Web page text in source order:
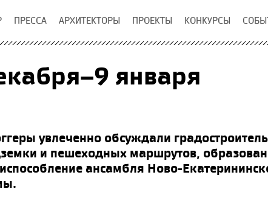
ПРЕССА АРХИТЕКТОРЫ ПРОЕКТЫ КОНКУРСЫ
января
увлеченно обсуждали
и пешеходных маршрутов,
ансамбля Ново-